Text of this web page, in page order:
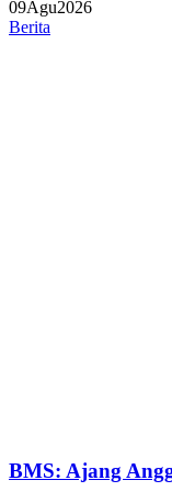
09Agu2026
Berita
BMS: Ajang